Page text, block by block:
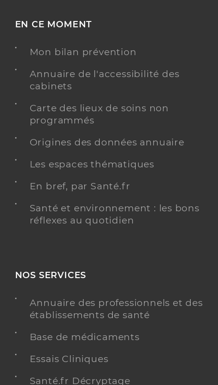
EN CE MOMENT
Mon bilan prévention
Annuaire de l'accessibilité des
cabinets
Carte des lieux de soins non
programmés
Origines des données annuaire
Les espaces thématiques
En bref, par Santé.fr
Santé et environnement : les bons
réflexes au quotidien
NOS SERVICES
Annuaire des professionnels et des
établissements de santé
Base de médicaments
Essais Cliniques
Santé.fr Décryptage